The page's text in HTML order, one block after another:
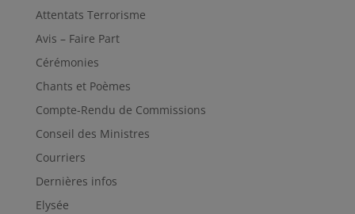
Attentats Terrorisme
Avis – Faire Part
Cérémonies
Chants et Poèmes
Compte-Rendu de Commissions
Conseil des Ministres
Courriers
Dernières infos
Elysée